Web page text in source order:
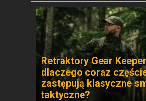
Retraktory Gear
dlaczego coraz
zastępują klasyczne
taktyczne?